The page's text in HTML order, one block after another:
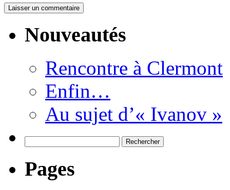
Nouveautés
Rencontre à Clermont
Enfin…
Au sujet d’« Ivanov »
Pages